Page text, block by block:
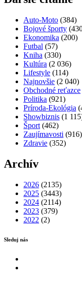
Auto-Moto (384)
Bojové športy
Ekonomika (200)
Futbal (57)
Kniha (330)
Kultúra (2 036)
Lifestyle (114)
Najnovšie (2 040)
Obchodné reťazce
Politika (921)
Príroda-Ekológia
Showbiznis (1
Šport (462)
Zaujímavosti (916)
Zdravie (352)
Archív
2026 (2135)
2025 (3443)
2024 (2114)
2023 (379)
2022 (2)
Sleduj nás